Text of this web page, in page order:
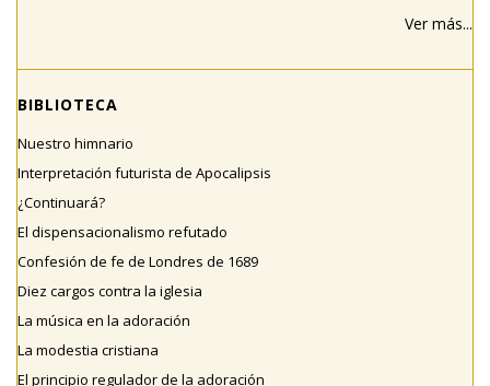
Ver más...
BIBLIOTECA
Nuestro himnario
Interpretación futurista de Apocalipsis
¿Continuará?
El dispensacionalismo refutado
Confesión de fe de Londres de 1689
Diez cargos contra la iglesia
La música en la adoración
La modestia cristiana
El principio regulador de la adoración